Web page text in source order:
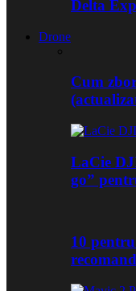
Delta
Drone
Cum
LaCie
go”
10 pentru